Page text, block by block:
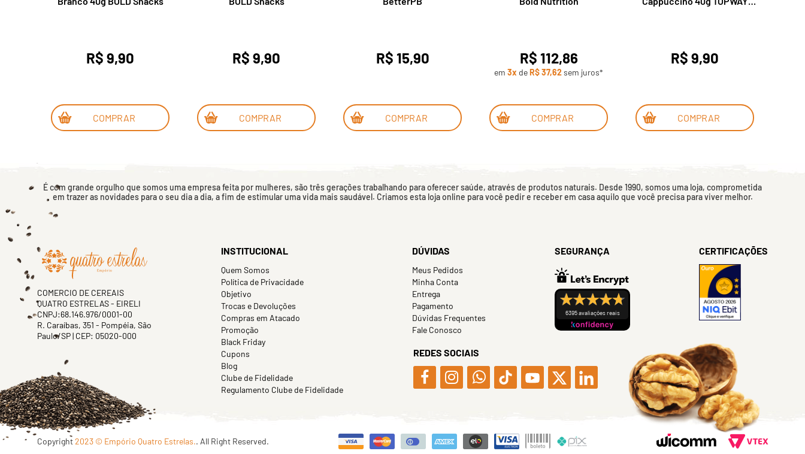
R$ 9,90
COMPRAR
R$ 9,90
COMPRAR
R$ 15,90
COMPRAR
R$ 112,86
em 3x deR$ 37,62sem juros*
COMPRAR
R$ 9,90
COMPRAR
É com grande orgulho que somos uma empresa feita por mulheres, são três gerações trabalhando para oferecer saúde, através de produtos naturais. Desde 1990, somos uma loja, comprometida
em trazer as novidades para o seu dia a dia, a fim de estimular uma vida mais saudável. Criamos esta loja online para você pedir e receber em casa aquilo que você precisa para viver melhor.
COMERCIO DE CEREAIS
QUATRO ESTRELAS - EIRELI
CNPJ:68.146.976/0001-00
R. Caraíbas, 351 - Pompéia, São
Paulo/SP | CEP: 05020-000
INSTITUCIONAL
Quem Somos
Política de Privacidade
Objetivo
Trocas e Devoluções
Compras em Atacado
Promoção
Black Friday
Cupons
Blog
Clube de Fidelidade
Regulamento Clube de Fidelidade
DÚVIDAS
Meus Pedidos
Minha Conta
Entrega
Pagamento
Dúvidas Frequentes
Fale Conosco
REDES SOCIAIS
SEGURANÇA
6395 avaliações reais
CERTIFICAÇÕES
Copyright2023 © Empório Quatro Estrelas.. All Right Reserved.